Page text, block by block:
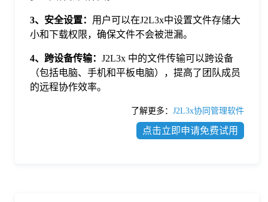
3、安全设置： 用户可以在J2L3x中设置文件存储大
小和下载权限，确保文件不会被泄漏。
4、跨设备传输： J2L3x 中的文件传输可以跨设备
（包括电脑、手机和平板电脑），提高了团队成员
的远程协作效率。
了解更多： J2L3x协同管理软件
点击立即申请免费试用